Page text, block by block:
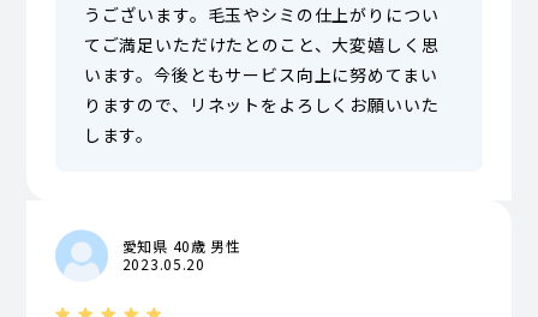
うございます。毛玉やシミの仕上がりについ
てご満足いただけたとのこと、大変嬉しく思
います。今後ともサービス向上に努めてまい
りますので、リネットをよろしくお願いいた
します。
愛知県 40歳 男性
2023.05.20